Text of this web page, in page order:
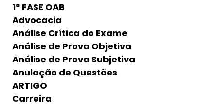
1ª FASE OAB
Advocacia
Análise Crítica do Exame
Análise de Prova Objetiva
Análise de Prova Subjetiva
Anulação de Questões
ARTIGO
Carreira